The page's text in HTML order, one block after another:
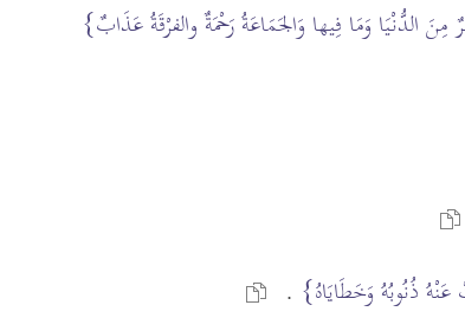
الدُّنْيَا وَمَا فِيها وَالجَمَاعَةُ رَحْمَةٌ والفرْقَةُ عَذَابٌ}
ذُنُوبُهُ وَخَطَايَاهُ} .